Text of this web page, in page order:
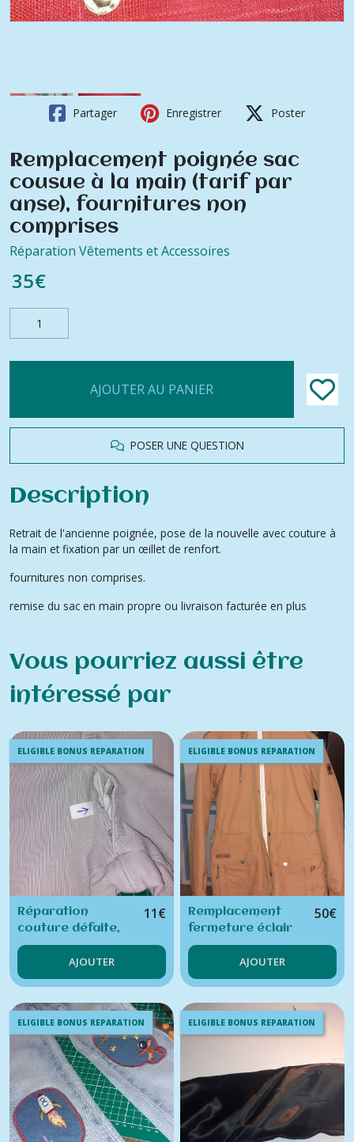
Partager Enregistrer Poster
Remplacement poignée sac
cousue à la main (tarif par
anse), fournitures non
comprises
Réparation Vêtements et Accessoires
35€
AJOUTER AU PANIER
POSER UNE QUESTION
Description
Retrait de l'ancienne poignée, pose de la nouvelle avec couture à
la main et fixation par un œillet de renfort.
fournitures non comprises.
remise du sac en main propre ou livraison facturée en plus
Vous pourriez aussi être
intéressé par
ELIGIBLE BONUS REPARATION
Réparation
couture défaite,
maxi 10 cm,
vêtement non
doublé
11€
AJOUTER
ELIGIBLE BONUS REPARATION
Remplacement
fermeture éclair
manteau-veste
50€
AJOUTER
ELIGIBLE BONUS REPARATION ELIGIBLE BONUS REPARATION